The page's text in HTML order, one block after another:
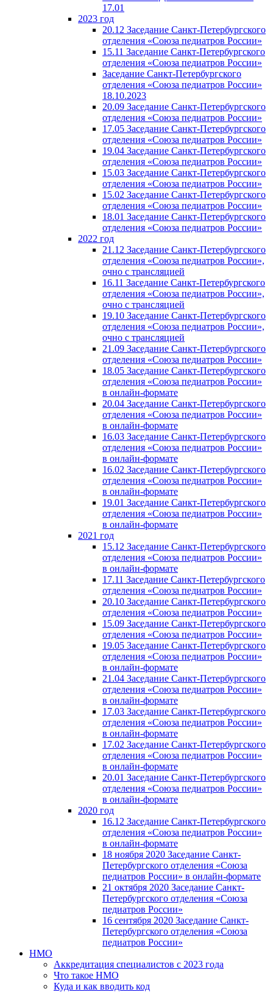
17.01
2023 год
20.12 Заседание Санкт-Петербургского
отделения «Союза педиатров России»
15.11 Заседание Санкт-Петербургского
отделения «Союза педиатров России»
Заседание Санкт-Петербургского
отделения «Союза педиатров России»
18.10.2023
20.09 Заседание Санкт-Петербургского
отделения «Союза педиатров России»
17.05 Заседание Санкт-Петербургского
отделения «Союза педиатров России»
19.04 Заседание Санкт-Петербургского
отделения «Союза педиатров России»
15.03 Заседание Санкт-Петербургского
отделения «Союза педиатров России»
15.02 Заседание Санкт-Петербургского
отделения «Союза педиатров России»
18.01 Заседание Санкт-Петербургского
отделения «Союза педиатров России»
2022 год
21.12 Заседание Санкт-Петербургского
отделения «Союза педиатров России»,
очно с трансляцией
16.11 Заседание Санкт-Петербургского
отделения «Союза педиатров России»,
очно с трансляцией
19.10 Заседание Санкт-Петербургского
отделения «Союза педиатров России»,
очно с трансляцией
21.09 Заседание Санкт-Петербургского
отделения «Союза педиатров России»
18.05 Заседание Санкт-Петербургского
отделения «Союза педиатров России»
в онлайн-формате
20.04 Заседание Санкт-Петербургского
отделения «Союза педиатров России»
в онлайн-формате
16.03 Заседание Санкт-Петербургского
отделения «Союза педиатров России»
в онлайн-формате
16.02 Заседание Санкт-Петербургского
отделения «Союза педиатров России»
в онлайн-формате
19.01 Заседание Санкт-Петербургского
отделения «Союза педиатров России»
в онлайн-формате
2021 год
15.12 Заседание Санкт-Петербургского
отделения «Союза педиатров России»
в онлайн-формате
17.11 Заседание Санкт-Петербургского
отделения «Союза педиатров России»
20.10 Заседание Санкт-Петербургского
отделения «Союза педиатров России»
15.09 Заседание Санкт-Петербургского
отделения «Союза педиатров России»
19.05 Заседание Санкт-Петербургского
отделения «Союза педиатров России»
в онлайн-формате
21.04 Заседание Санкт-Петербургского
отделения «Союза педиатров России»
в онлайн-формате
17.03 Заседание Санкт-Петербургского
отделения «Союза педиатров России»
в онлайн-формате
17.02 Заседание Санкт-Петербургского
отделения «Союза педиатров России»
в онлайн-формате
20.01 Заседание Санкт-Петербургского
отделения «Союза педиатров России»
в онлайн-формате
2020 год
16.12 Заседание Санкт-Петербургского
отделения «Союза педиатров России»
в онлайн-формате
18 ноября 2020 Заседание Санкт-
Петербургского отделения «Союза
педиатров России» в онлайн-формате
21 октября 2020 Заседание Санкт-
Петербургского отделения «Союза
педиатров России»
16 сентября 2020 Заседание Санкт-
Петербургского отделения «Союза
педиатров России»
НМО
Аккредитация специалистов с 2023 года
Что такое НМО
Куда и как вводить код